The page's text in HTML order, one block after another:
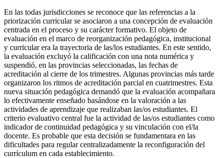
En las todas jurisdicciones se reconoce que las referencias a la
priorización curricular se asociaron a una concepción de evaluación
centrada en el proceso y su carácter formativo. El objeto de
evaluación en el marco de reorganización pedagógica, institucional
y curricular era la trayectoria de las/los estudiantes. En este sentido,
la evaluación excluyó la calificación con una nota numérica y
suspendió, en las provincias seleccionadas, las fechas de
acreditación al cierre de los trimestres. Algunas provincias más tarde
organizaron los ritmos de acreditación parcial en cuatrimestres. Esta
nueva situación pedagógica demandó que la evaluación acompañara
lo efectivamente enseñado basándose en la valoración a las
actividades de aprendizaje que realizaban las/os estudiantes. El
criterio evaluativo central fue la actividad de las/os estudiantes como
indicador de continuidad pedagógica y su vinculación con el/la
docente. Es probable que esta decisión se fundamentara en las
dificultades para regular centralizadamente la reconfiguración del
currículum en cada establecimiento.